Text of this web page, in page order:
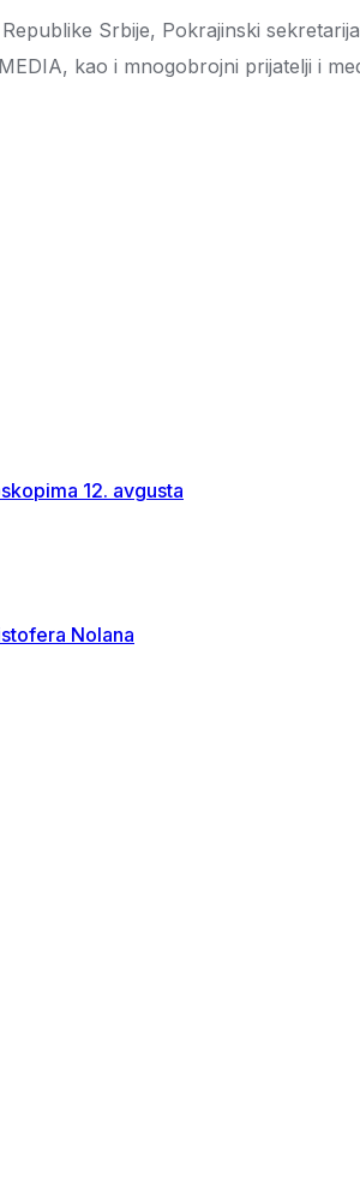
Srbije, Pokrajinski
kao i mnogobrojni prijatelji i
12. avgusta
Nolana